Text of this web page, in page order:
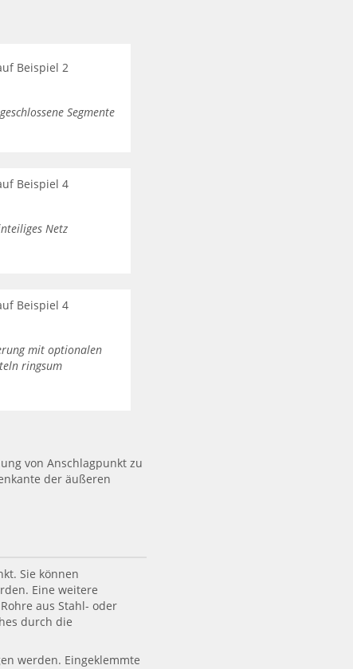
Segmente
Netz
mit optionalen
ringsum
von Anschlagpunkt zu
der äußeren
Sie können
Eine weitere
aus Stahl- oder
durch die
werden. Eingeklemmte